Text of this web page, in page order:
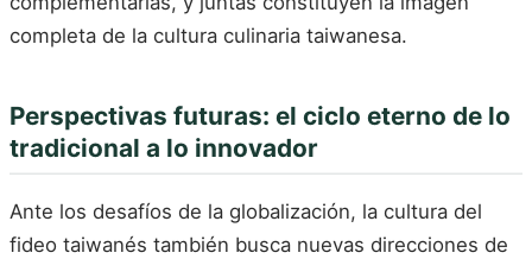
completa de la cultura culinaria taiwanesa.
Perspectivas futuras: el ciclo eterno de lo
tradicional a lo innovador
Ante los desafíos de la globalización, la cultura del
fideo taiwanés también busca nuevas direcciones de